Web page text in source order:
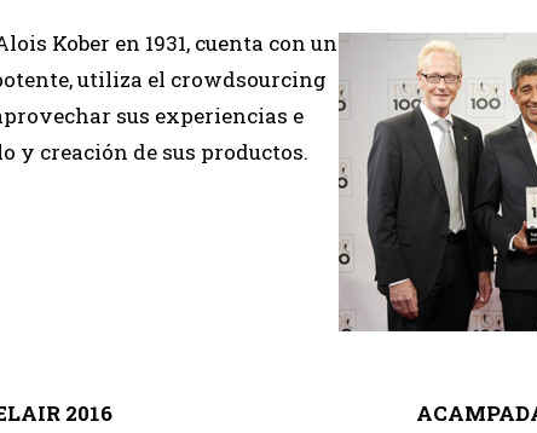
Kober en 1931, cuenta con un
utiliza el crowdsourcing
sus experiencias e
y creación de sus productos.
2016